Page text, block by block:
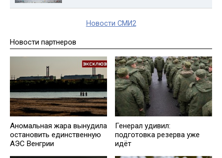
Новости СМИ2
Новости партнеров
Аномальная жара вынудила
остановить единственную
АЭС Венгрии
Генерал удивил:
подготовка резерва уже
идёт